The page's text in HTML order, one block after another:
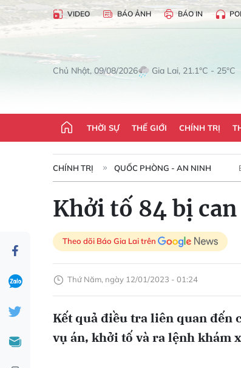
VIDEO BÁO ẢNH BÁO IN
Chủ Nhật, 09/08/2026 Gia Lai, 21.1°C - 25°C
THỜI SỰ THẾ GIỚI CHÍNH TRỊ
CHÍNH TRỊ QUỐC PHÒNG - AN NINH
Khởi tố 84 bị
Theo dõi Báo Gia Lai trên
Thứ Năm, ngày 12/01/2023 - 01:24
Kết quả điều tra liên quan đến
vụ án, khởi tố và ra lệnh khám